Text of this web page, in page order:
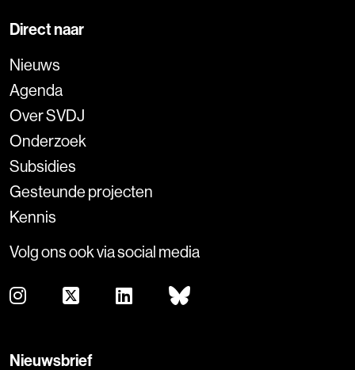
Direct naar
Nieuws
Agenda
Over SVDJ
Onderzoek
Subsidies
Gesteunde projecten
Kennis
Volg ons ook via social media
Nieuwsbrief